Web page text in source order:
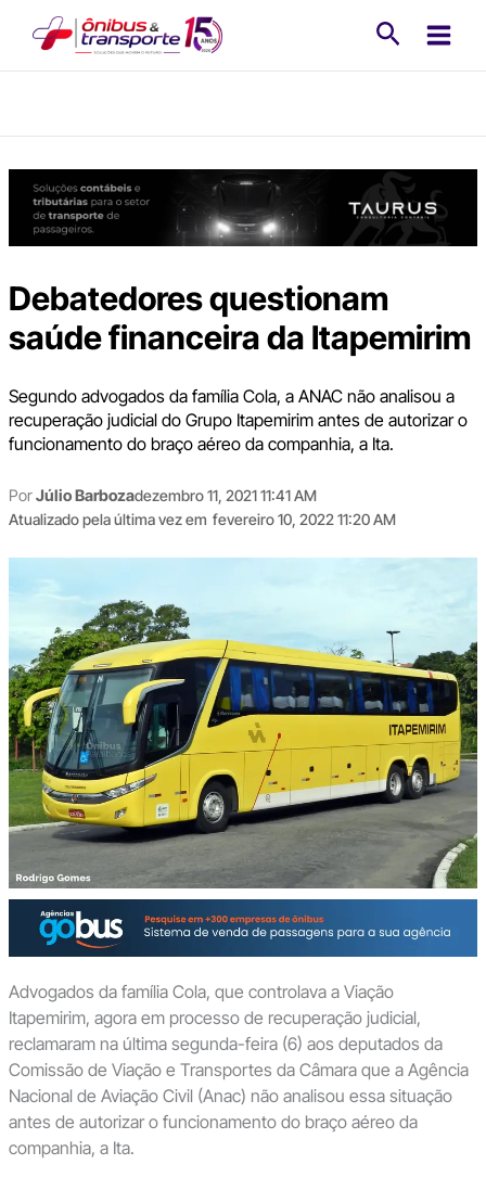
Debatedores questionam
saúde financeira da Itapemirim
Segundo advogados da família Cola, a ANAC não analisou a
recuperação judicial do Grupo Itapemirim antes de autorizar o
funcionamento do braço aéreo da companhia, a Ita.
PorJúlio Barbozadezembro 11, 2021 11:41 AM
Atualizado pela última vez em fevereiro 10, 2022 11:20 AM
Advogados da família Cola, que controlava a Viação
Itapemirim, agora em processo de recuperação judicial,
reclamaram na última segunda-feira (6) aos deputados da
Comissão de Viação e Transportes da Câmara que a Agência
Nacional de Aviação Civil (Anac) não analisou essa situação
antes de autorizar o funcionamento do braço aéreo da
companhia, a Ita.